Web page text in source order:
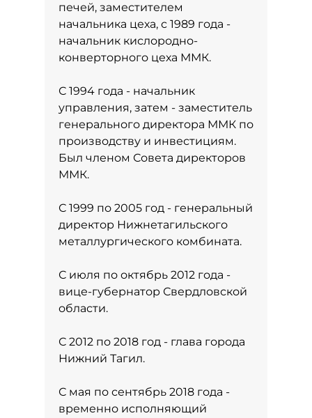
печей, заместителем
начальника цеха, с 1989 года -
начальник кислородно-
конверторного цеха ММК.
С 1994 года - начальник
управления, затем - заместитель
генерального директора ММК по
производству и инвестициям.
Был членом Совета директоров
ММК.
С 1999 по 2005 год - генеральный
директор Нижнетагильского
металлургического комбината.
С июля по октябрь 2012 года -
вице-губернатор Свердловской
области.
С 2012 по 2018 год - глава города
Нижний Тагил.
С мая по сентябрь 2018 года -
временно исполняющий